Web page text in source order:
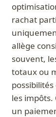
rachat
allège
souvent,
totaux ou
les
un